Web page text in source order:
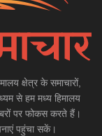
क्षेत्र के समाचारों,
से हम मध्य हिमालय
पर फोकस करते हैं।
पहुंचा सकें।